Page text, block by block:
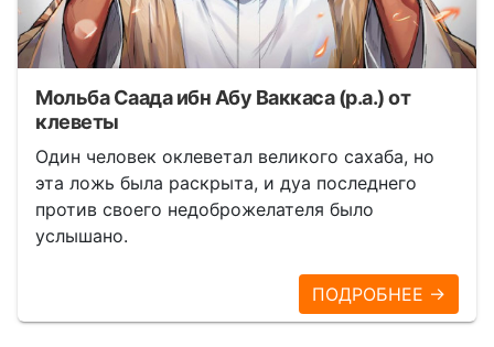
Мольба Саада ибн Абу Ваккаса (р.а.) от
клеветы
Один человек оклеветал великого сахаба, но
эта ложь была раскрыта, и дуа последнего
против своего недоброжелателя было
услышано.
ПОДРОБНЕЕ →